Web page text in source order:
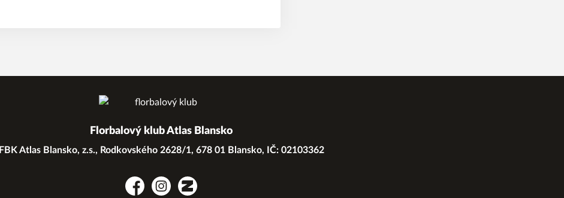
Florbalový klub Atlas Blansko
FBK Atlas Blansko, z.s., Rodkovského 2628/1, 678 01 Blansko, IČ: 02103362
FacebookInstagramZonerama